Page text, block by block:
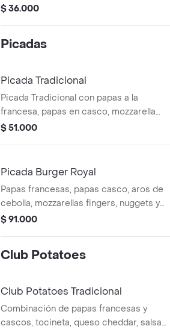
crema bechamel, queso parmesano,
$ 36.000
Picadas
Picada Tradicional
Picada Tradicional con papas a la
francesa, papas en casco, mozzarella
fingers, aros de cebolla y nuggets. Incluye
$ 51.000
Picada Burger Royal
Papas francesas, papas casco, aros de
cebolla, mozzarellas fingers, nuggets y
tres mini hamburguesas con carne de res
$ 91.000
Club Potatoes
Club Potatoes Tradicional
Combinación de papas francesas y
cascos, tocineta, queso cheddar, salsa